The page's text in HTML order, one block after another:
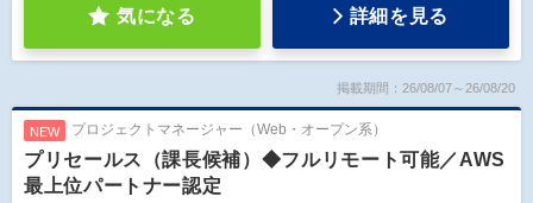
気になる 詳細を見る
掲載期間：26/08/07～26/08/20
NEW プロジェクトマネージャー（Web・オープン系）
プリセールス（課長候補）◆フルリモート可能／AWS
最上位パートナー認定